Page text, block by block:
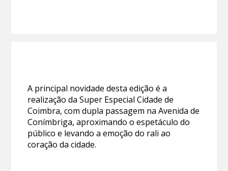
A principal novidade desta edição é a
realização da Super Especial Cidade de
Coimbra, com dupla passagem na Avenida de
Conímbriga, aproximando o espetáculo do
público e levando a emoção do rali ao
coração da cidade.